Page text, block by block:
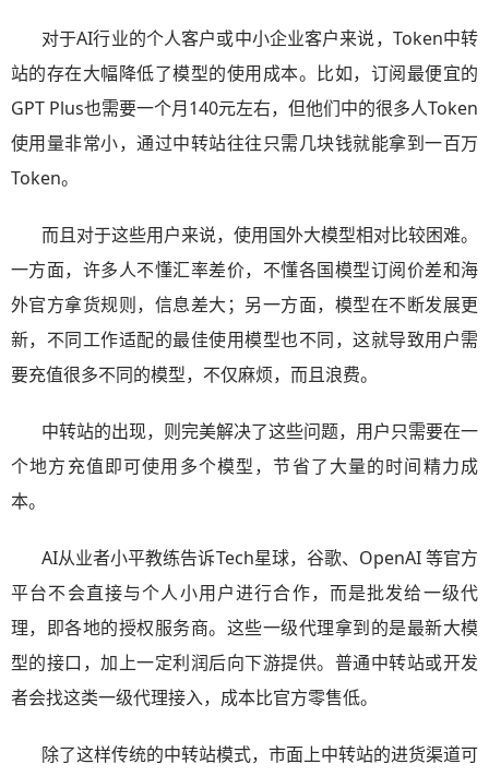
对于AI行业的个人客户或中小企业客户来说，Token中转
站的存在大幅降低了模型的使用成本。比如，订阅最便宜的
GPT Plus也需要一个月140元左右，但他们中的很多人Token
使用量非常小，通过中转站往往只需几块钱就能拿到一百万
Token。
而且对于这些用户来说，使用国外大模型相对比较困难。
一方面，许多人不懂汇率差价，不懂各国模型订阅价差和海
外官方拿货规则，信息差大；另一方面，模型在不断发展更
新，不同工作适配的最佳使用模型也不同，这就导致用户需
要充值很多不同的模型，不仅麻烦，而且浪费。
中转站的出现，则完美解决了这些问题，用户只需要在一
个地方充值即可使用多个模型，节省了大量的时间精力成
本。
AI从业者小平教练告诉Tech星球，谷歌、OpenAI 等官方
平台不会直接与个人小用户进行合作，而是批发给一级代
理，即各地的授权服务商。这些一级代理拿到的是最新大模
型的接口，加上一定利润后向下游提供。普通中转站或开发
者会找这类一级代理接入，成本比官方零售低。
除了这样传统的中转站模式，市面上中转站的进货渠道可